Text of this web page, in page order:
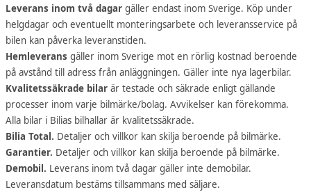
Leverans inom två dagar gäller endast inom Sverige. Köp under
helgdagar och eventuellt monteringsarbete och leveransservice på
bilen kan påverka leveranstiden.
Hemleverans gäller inom Sverige mot en rörlig kostnad beroende
på avstånd till adress från anläggningen. Gäller inte nya lagerbilar.
Kvalitetssäkrade bilar är testade och säkrade enligt gällande
processer inom varje bilmärke/bolag. Avvikelser kan förekomma.
Alla bilar i Bilias bilhallar är kvalitetssäkrade.
Bilia Total. Detaljer och villkor kan skilja beroende på bilmärke.
Garantier. Detaljer och villkor kan skilja beroende på bilmärke.
Demobil. Leverans inom två dagar gäller inte demobilar.
Leveransdatum bestäms tillsammans med säljare.